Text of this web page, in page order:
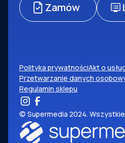
Zamów
Polityka prywatnościAkt o
Przetwarzanie danych
Regulamin sklepu
© Supermedia 2024.